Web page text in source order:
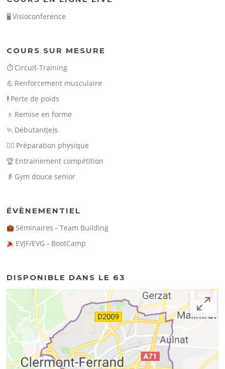
🖥️Visioconference
COURS SUR MESURE
⏱️ Circuit-Training
💪 Renforcement musculaire
🕴️ Perte de poids
🚶 Remise en forme
🏃 Débutant(e)s
🏃‍♀️ Préparation physique
🏆 Entrainement compétition
👵 Gym douce senior
ÉVÈNEMENTIEL
Séminaires –Team Building
EVJF/EVG– BootCamp
DISPONIBLE DANS LE 63